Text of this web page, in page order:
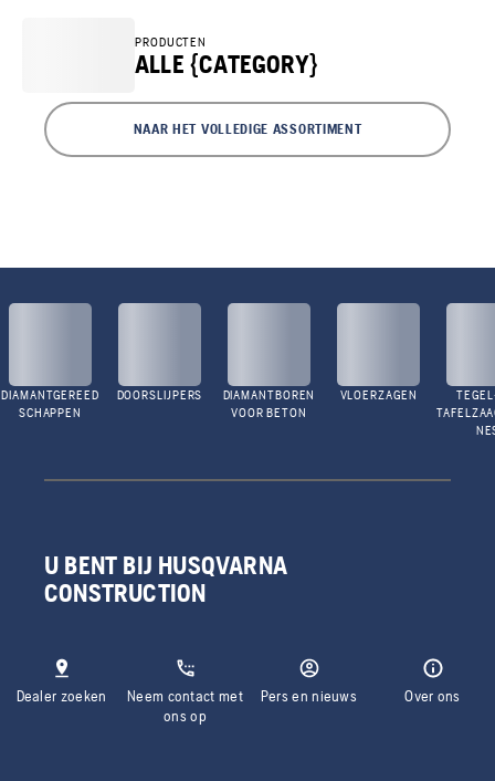
PRODUCTEN
ALLE {CATEGORY}
NAAR HET VOLLEDIGE ASSORTIMENT
DIAMANTGEREED
SCHAPPEN
DOORSLIJPERS
DIAMANTBOREN
VOOR BETON
VLOERZAGEN
U BENT BIJ HUSQVARNA
CONSTRUCTION
Dealer zoeken
Neem contact met
ons op
Pers en nieuws Over ons